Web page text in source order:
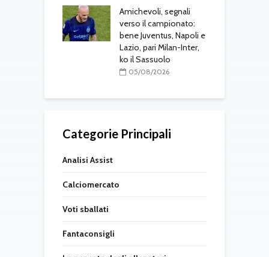
Amichevoli, segnali
verso il campionato:
bene Juventus, Napoli e
Lazio, pari Milan-Inter,
ko il Sassuolo
05/08/2026
Categorie Principali
Analisi Assist
Calciomercato
Voti sballati
Fantaconsigli